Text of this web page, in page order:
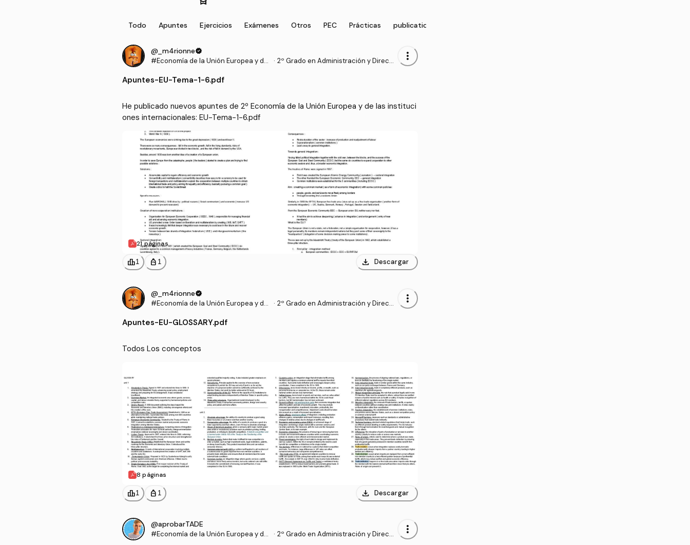
Todo Apuntes Ejercicios Exámenes Otros PEC Prácticas publication
@_m4rionneverified
#Economía de la Unión Europea y de l
· 2º Grado en Administración y Direcci
more_vert
Apuntes-EU-Tema-1-6.pdf
He publicado nuevos apuntes de 2º Economía de la Unión Europea y de las instituci
ones internacionales: EU-Tema-1-6.pdf
21 páginas
leaderboard1 personal_bag 1 download Descargar
@_m4rionneverified
#Economía de la Unión Europea y de l
· 2º Grado en Administración y Direcci
more_vert
Apuntes-EU-GLOSSARY.pdf
Todos Los conceptos
8 páginas
leaderboard1 personal_bag 1 download Descargar
@aprobarTADE
#Economía de la Unión Europea y de l
· 2º Grado en Administración y Direcci
more_vert